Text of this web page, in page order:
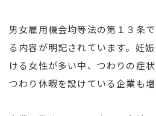
男女雇用機会均等法の第１３条
る内容が明記されています。妊
ける女性が多い中、つわりの症
つわり休暇を設けている企業も増